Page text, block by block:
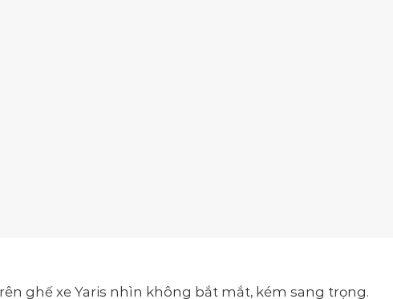
ghế xe Yaris nhìn không bắt mắt, kém sang trọng.